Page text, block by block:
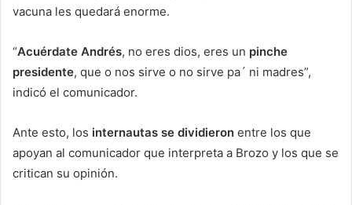
vacuna les quedará enorme.
“Acuérdate Andrés, no eres dios, eres un pinche
presidente, que o nos sirve o no sirve pa´ ni madres”,
indicó el comunicador.
Ante esto, los internautas se dividieron entre los que
apoyan al comunicador que interpreta a Brozo y los que se
critican su opinión.